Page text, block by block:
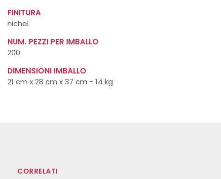
FINITURA
nichel
NUM. PEZZI PER IMBALLO
200
DIMENSIONI IMBALLO
21 cm x 28 cm x 37 cm - 14 kg
CORRELATI